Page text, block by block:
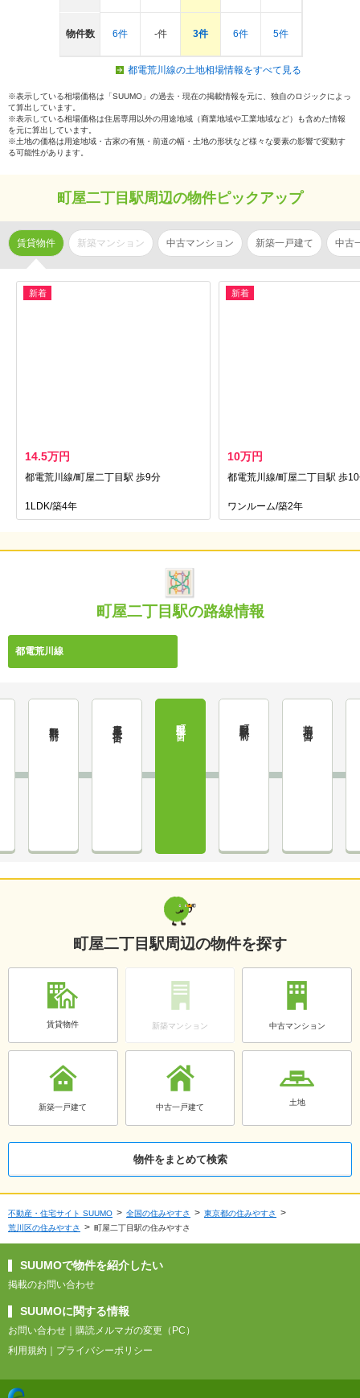
物件数 6件 -件 3件 6件 5件
都電荒川線の土地相場情報をすべて見る
※表示している相場価格は「SUUMO」の過去・現在の掲載情報を元に、独自のロジックによっ
て算出しています。
※表示している相場価格は住居専用以外の用途地域（商業地域や工業地域など）も含めた情報
を元に算出しています。
※土地の価格は用途地域・古家の有無・前道の幅・土地の形状など様々な要素の影響で変動す
る可能性があります。
町屋二丁目駅周辺の物件ピックアップ
賃貸物件 新築マンション 中古マンション 新築一戸建て 中古
新着
14.5万円
都電荒川線/町屋二丁目駅 歩9分
1LDK/築4年
新着
10万円
都電荒川線/町屋二丁目駅 歩
ワンルーム/築2年
町屋二丁目駅の路線情報
都電荒川線
東尾久三丁目
町屋二丁目駅周辺の物件を探す
賃貸物件 新築マンション 中古マンション
新築一戸建て 中古一戸建て
土地
物件をまとめて検索
不動産・住宅サイト SUUMO 全国の住みやすさ
東京都の住みやすさ
荒川区の住みやすさ
町屋二丁目駅の住みやすさ
SUUMOで物件を紹介したい
掲載のお問い合わせ
SUUMOに関する情報
お問い合わせ
購読メルマガの変更（PC）
利用規約
プライバシーポリシー